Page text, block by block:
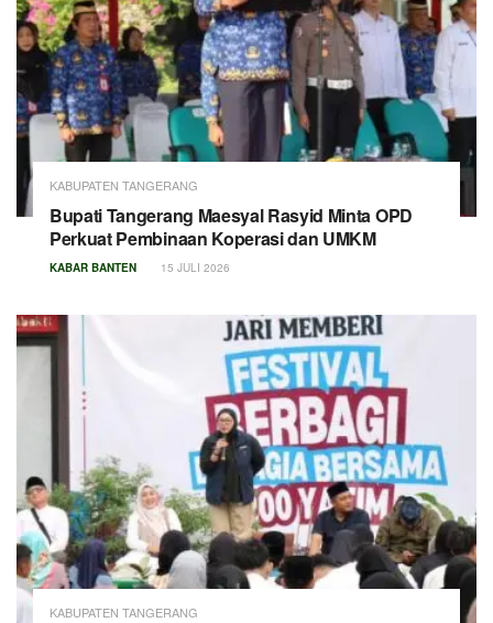
KABUPATEN TANGERANG
Bupati Tangerang Maesyal Rasyid Minta OPD
Perkuat Pembinaan Koperasi dan UMKM
KABAR BANTEN 15 JULI 2026
KABUPATEN TANGERANG